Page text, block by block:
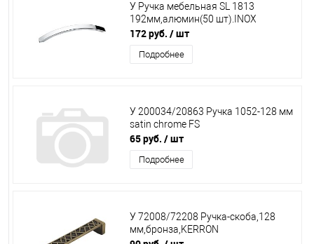
У Ручка мебельная SL 1813
192мм,алюмин(50 шт).INOX
172 руб. / шт
Подробнее
У 200034/20863 Ручка 1052-128 мм
satin chrome FS
65 руб. / шт
Подробнее
У 72008/72208 Ручка-скоба,128
мм,бронза,KERRON